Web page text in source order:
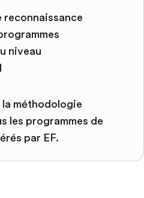
reconnaissance
niveau
la méthodologie
les programmes de
par EF.